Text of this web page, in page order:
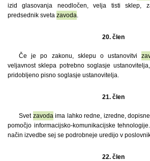
izid glasovanja neodločen, velja tisti sklep,
predsednik sveta zavoda.
20. člen
Če je po zakonu, sklepu o ustanovitvi
veljavnost sklepa potrebno soglasje
pridobljeno pisno soglasje ustanovitelja.
21. člen
Svet zavodaima lahko redne, izredne,
pomočjo informacijsko-komunikacijske
način izvedbe sej se podrobneje uredijo v
22. člen